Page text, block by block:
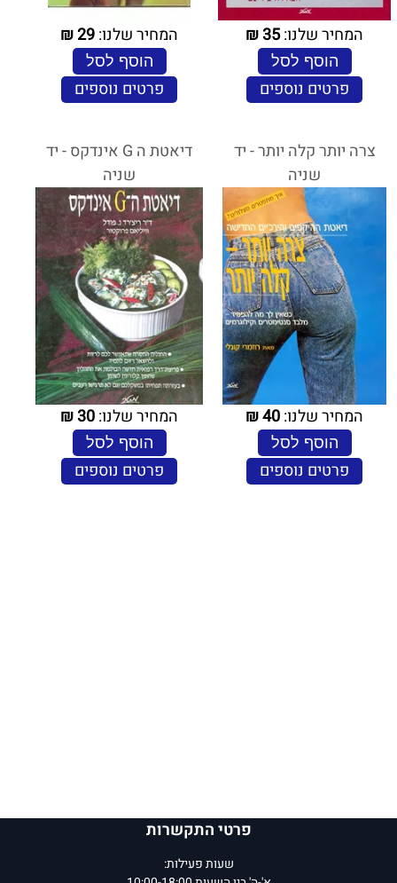
המחיר שלנו:35
₪
הוסף לסל
פרטים נוספים
המחיר שלנו:29
₪
הוסף לסל
פרטים נוספים
צרה יותר קלה יותר - יד
שניה
המחיר שלנו:40
₪
הוסף לסל
פרטים נוספים
דיאטת ה G אינדקס - יד
שניה
המחיר שלנו:30
₪
הוסף לסל
פרטים נוספים
פרטי התקשרות
שעות פעילות: